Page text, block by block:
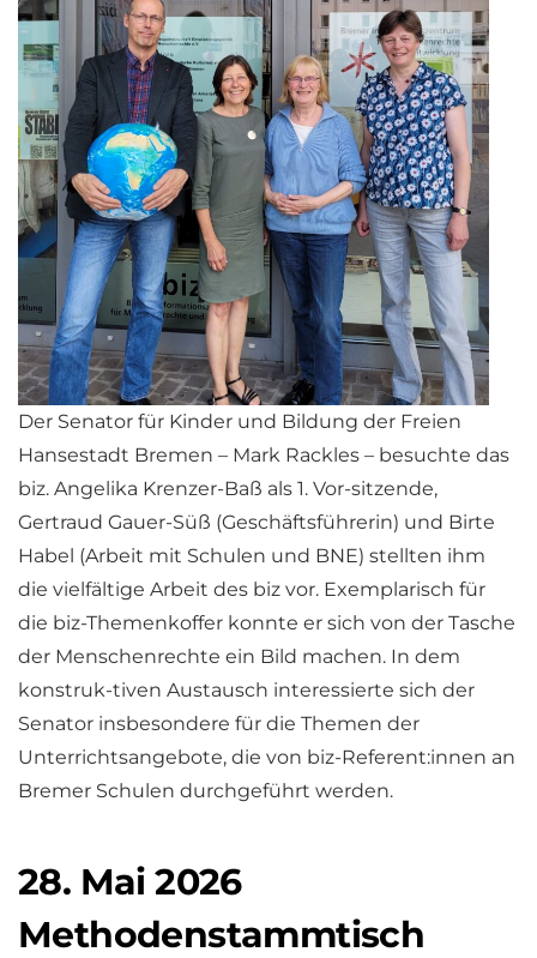
Der Senator für Kinder und Bildung der Freien
Hansestadt Bremen – Mark Rackles – besuchte das
biz. Angelika Krenzer-Baß als 1. Vor-sitzende,
Gertraud Gauer-Süß (Geschäftsführerin) und Birte
Habel (Arbeit mit Schulen und BNE) stellten ihm
die vielfältige Arbeit des biz vor. Exemplarisch für
die biz-Themenkoffer konnte er sich von der Tasche
der Menschenrechte ein Bild machen. In dem
konstruk-tiven Austausch interessierte sich der
Senator insbesondere für die Themen der
Unterrichtsangebote, die von biz-Referent:innen an
Bremer Schulen durchgeführt werden.
28. Mai 2026
Methodenstammtisch